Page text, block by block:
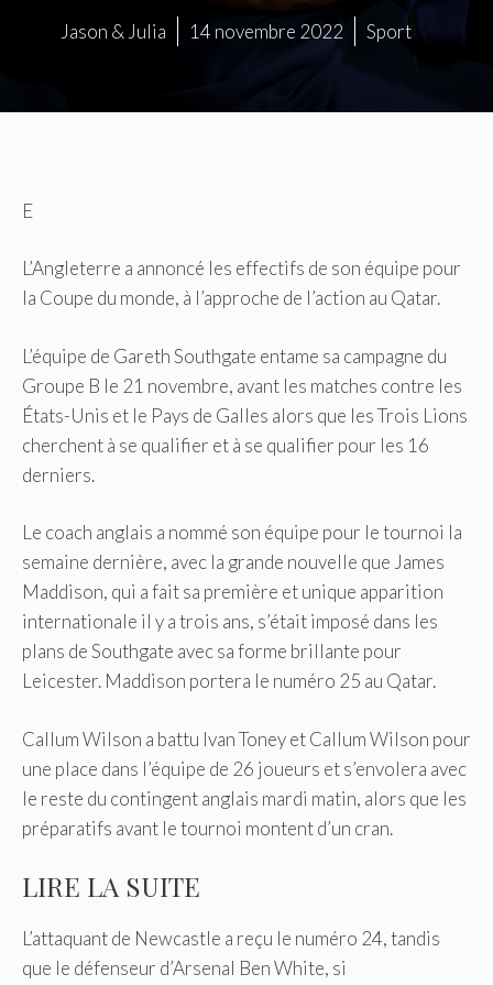
Jason & Julia 14 novembre 2022 Sport
E
L’Angleterre a annoncé les effectifs de son équipe pour
la Coupe du monde, à l’approche de l’action au Qatar.
L’équipe de Gareth Southgate entame sa campagne du
Groupe B le 21 novembre, avant les matches contre les
États-Unis et le Pays de Galles alors que les Trois Lions
cherchent à se qualifier et à se qualifier pour les 16
derniers.
Le coach anglais a nommé son équipe pour le tournoi la
semaine dernière, avec la grande nouvelle que James
Maddison, qui a fait sa première et unique apparition
internationale il y a trois ans, s’était imposé dans les
plans de Southgate avec sa forme brillante pour
Leicester. Maddison portera le numéro 25 au Qatar.
Callum Wilson a battu Ivan Toney et Callum Wilson pour
une place dans l’équipe de 26 joueurs et s’envolera avec
le reste du contingent anglais mardi matin, alors que les
préparatifs avant le tournoi montent d’un cran.
LIRE LA SUITE
L’attaquant de Newcastle a reçu le numéro 24, tandis
que le défenseur d’Arsenal Ben White, si